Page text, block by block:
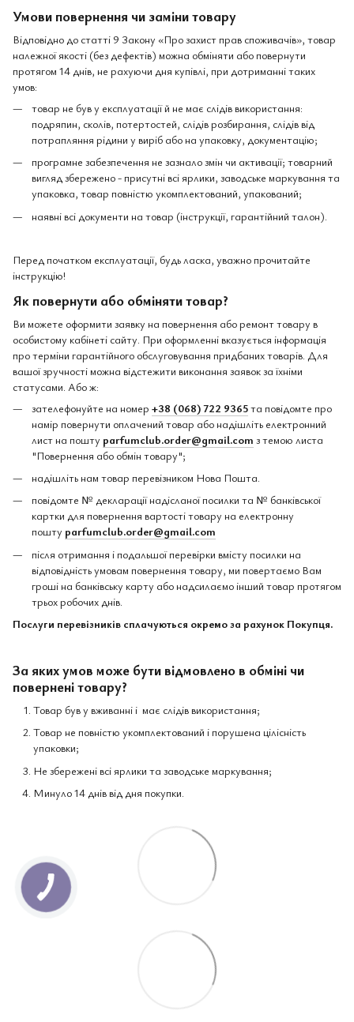
Умови повернення чи заміни товару
Відповідно до статті 9 Закону «Про захист прав споживачів», товар
належної якості (без дефектів) можна обміняти або повернути
протягом 14 днів, не рахуючи дня купівлі, при дотриманні таких
умов:
товар не був у експлуатації й не має слідів використання:
подряпин, сколів, потертостей, слідів розбирання, слідів від
потрапляння рідини у виріб або на упаковку, документацію;
програмне забезпечення не зазнало змін чи активації; товарний
вигляд збережено - присутні всі ярлики, заводське маркування та
упаковка, товар повністю укомплектований, упакований;
наявні всі документи на товар (інструкції, гарантійний талон).
Перед початком експлуатації, будь ласка, уважно прочитайте
інструкцію!
Як повернути або обміняти товар?
Ви можете оформити заявку на повернення або ремонт товару в
особистому кабінеті сайту. При оформленні вказується інформація
про терміни гарантійного обслуговування придбаних товарів. Для
вашої зручності можна відстежити виконання заявок за їхніми
статусами. Або ж:
зателефонуйте на номер +38 (068) 722 9365та повідомте про
намір повернути оплачений товар або надішліть електронний
лист на пошту parfumclub.order@gmail.com з темою листа
"Повернення або обмін товару";
надішліть нам товар перевізником Нова Пошта.
повідомте № декларації надісланої посилки та № банківської
картки для повернення вартості товару на електронну
пошту parfumclub.order@gmail.com
після отримання і подальшої перевірки вмісту посилки на
відповідність умовам повернення товару, ми повертаємо Вам
гроші на банківську карту або надсилаємо інший товар протягом
трьох робочих днів.
Послуги перевізників сплачуються окремо за рахунок Покупця.
За яких умов може бути відмовлено в обміні чи
повернені товару?
Товар був у вживанні і має слідів використання;
Товар не повністю укомплектований і порушена цілісність
упаковки;
Не збережені всі ярлики та заводське маркування;
Минуло 14 днів від дня покупки.